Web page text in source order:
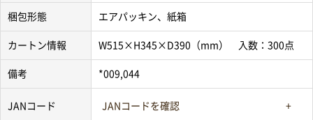
梱包形態 エアパッキン、紙箱
カートン情報 W515×H345×D390（mm） 入数：300点
備考 *009,044
JANコード JANコードを確認